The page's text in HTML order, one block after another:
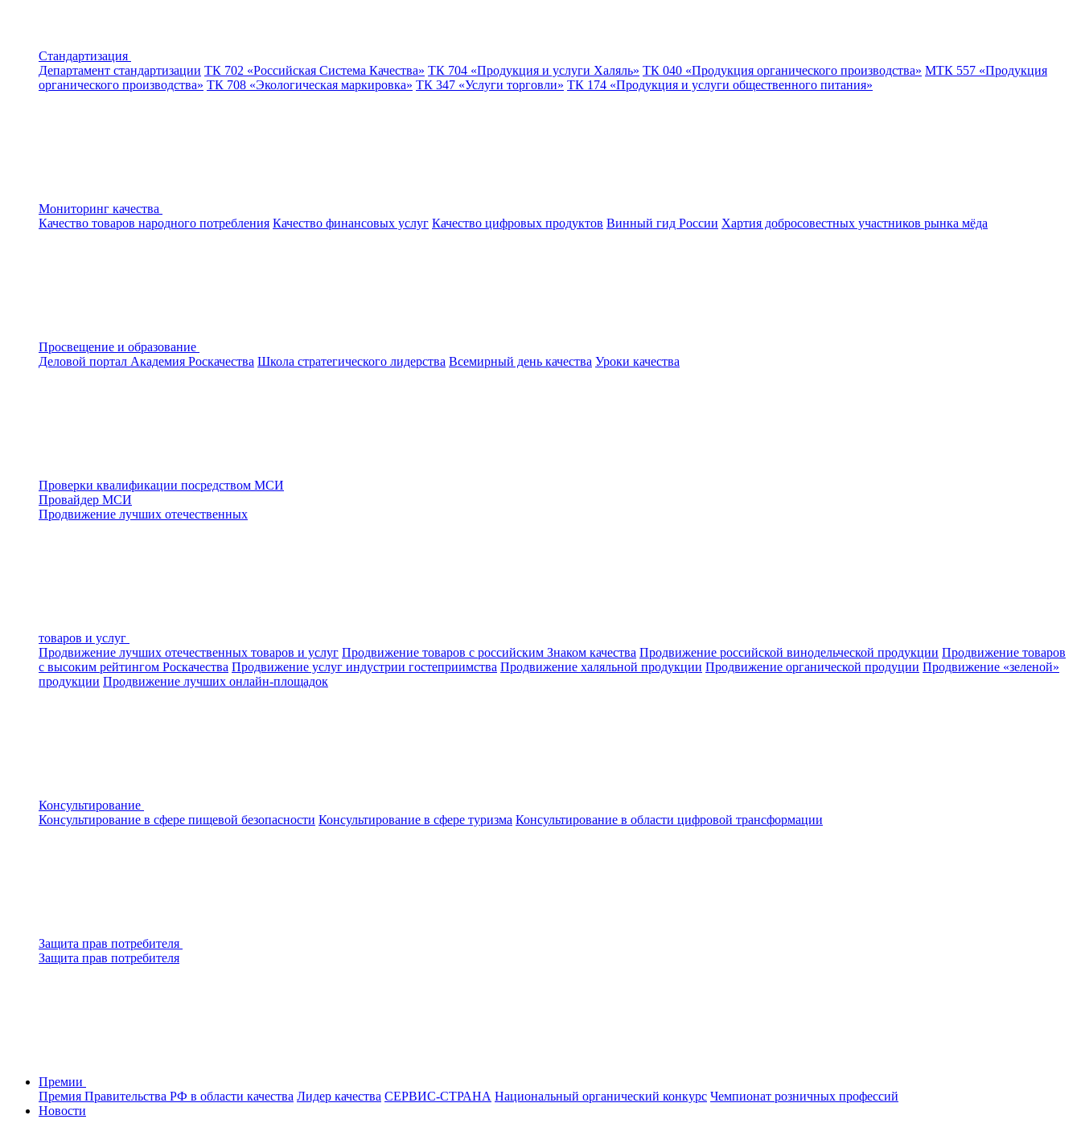
Стандартизация
Департамент стандартизации ТК 702 «Российская Система Качества» ТК 704 «Продукция и услуги Халяль» ТК 040 «Продукция органического производства» МТК 557 «Продукция
органического производства» ТК 708 «Экологическая маркировка» ТК 347 «Услуги торговли» ТК 174 «Продукция и услуги общественного питания»
Мониторинг качества
Качество товаров народного потребления Качество финансовых услуг Качество цифровых продуктов Винный гид России Хартия добросовестных участников рынка мёда
Просвещение и образование
Деловой портал Академия Роскачества Школа стратегического лидерства Всемирный день качества Уроки качества
Проверки квалификации посредством МСИ
Провайдер МСИ
Продвижение лучших отечественных
товаров и услуг
Продвижение лучших отечественных товаров и услуг Продвижение товаров с российским Знаком качества Продвижение российской винодельческой продукции Продвижение товаров
с высоким рейтингом Роскачества Продвижение услуг индустрии гостеприимства Продвижение халяльной продукции Продвижение органической продуции Продвижение «зеленой»
продукции Продвижение лучших онлайн-площадок
Консультирование
Консультирование в сфере пищевой безопасности Консультирование в сфере туризма Консультирование в области цифровой трансформации
Защита прав потребителя
Защита прав потребителя
Премии
Премия Правительства РФ в области качества Лидер качества СЕРВИС-СТРАНА Национальный органический конкурс Чемпионат розничных профессий
Новости